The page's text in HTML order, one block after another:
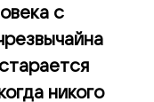
с
никого